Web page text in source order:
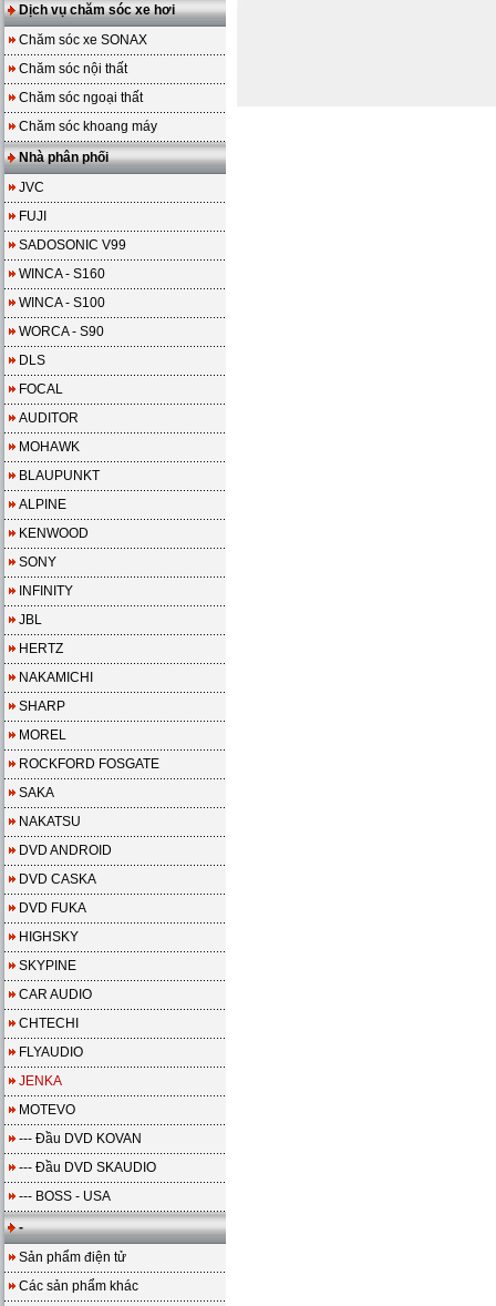
Dịch vụ chăm sóc xe hơi
Chăm sóc xe SONAX
Chăm sóc nội thất
Chăm sóc ngoại thất
Chăm sóc khoang máy
Nhà phân phối
JVC
FUJI
SADOSONIC V99
WINCA - S160
WINCA - S100
WORCA - S90
DLS
FOCAL
AUDITOR
MOHAWK
BLAUPUNKT
ALPINE
KENWOOD
SONY
INFINITY
JBL
HERTZ
NAKAMICHI
SHARP
MOREL
ROCKFORD FOSGATE
SAKA
NAKATSU
DVD ANDROID
DVD CASKA
DVD FUKA
HIGHSKY
SKYPINE
CAR AUDIO
CHTECHI
FLYAUDIO
JENKA
MOTEVO
--- Đầu DVD KOVAN
--- Đầu DVD SKAUDIO
--- BOSS - USA
-
Sản phẩm điện tử
Các sản phẩm khác